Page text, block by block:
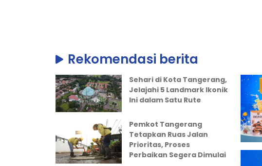
Rekomendasi berita
Sehari di Kota Tangerang,
Jelajahi 5 Landmark Ikonik
Ini dalam Satu Rute
Pemkot Tangerang
Tetapkan Ruas Jalan
Prioritas, Proses
Perbaikan Segera Dimulai